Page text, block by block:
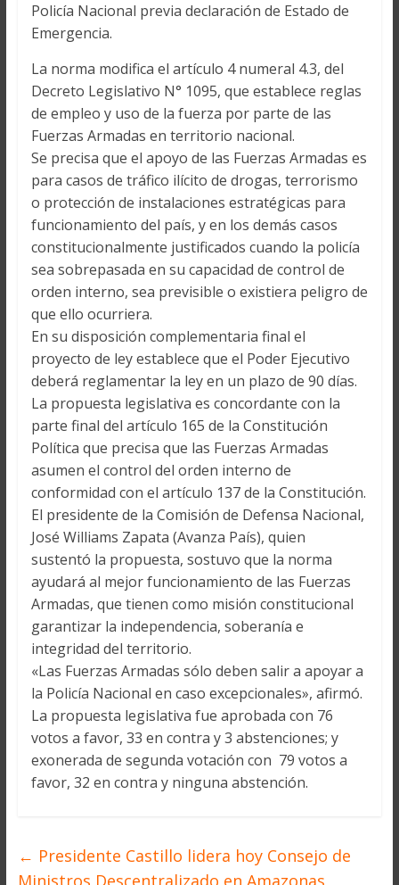
Policía Nacional previa declaración de Estado de
Emergencia.
La norma modifica el artículo 4 numeral 4.3, del
Decreto Legislativo N° 1095, que establece reglas
de empleo y uso de la fuerza por parte de las
Fuerzas Armadas en territorio nacional.
Se precisa que el apoyo de las Fuerzas Armadas es
para casos de tráfico ilícito de drogas, terrorismo
o protección de instalaciones estratégicas para
funcionamiento del país, y en los demás casos
constitucionalmente justificados cuando la policía
sea sobrepasada en su capacidad de control de
orden interno, sea previsible o existiera peligro de
que ello ocurriera.
En su disposición complementaria final el
proyecto de ley establece que el Poder Ejecutivo
deberá reglamentar la ley en un plazo de 90 días.
La propuesta legislativa es concordante con la
parte final del artículo 165 de la Constitución
Política que precisa que las Fuerzas Armadas
asumen el control del orden interno de
conformidad con el artículo 137 de la Constitución.
El presidente de la Comisión de Defensa Nacional,
José Williams Zapata (Avanza País), quien
sustentó la propuesta, sostuvo que la norma
ayudará al mejor funcionamiento de las Fuerzas
Armadas, que tienen como misión constitucional
garantizar la independencia, soberanía e
integridad del territorio.
«Las Fuerzas Armadas sólo deben salir a apoyar a
la Policía Nacional en caso excepcionales», afirmó.
La propuesta legislativa fue aprobada con 76
votos a favor, 33 en contra y 3 abstenciones; y
exonerada de segunda votación con 79 votos a
favor, 32 en contra y ninguna abstención.
← Presidente Castillo lidera hoy Consejo de
Ministros Descentralizado en Amazonas